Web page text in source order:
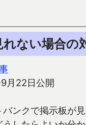
ない場合の
月22日公開
ンクで掲示板が